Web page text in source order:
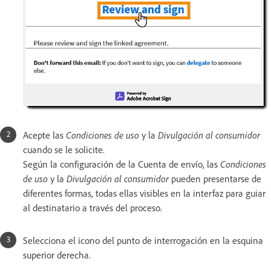
Acepte las Condiciones de uso y la Divulgación al consumidor
cuando se le solicite.
Según la configuración de la Cuenta de envío, las Condiciones
de uso y la Divulgación al consumidorpueden presentarse de
diferentes formas, todas ellas visibles en la interfaz para guiar
al destinatario a través del proceso.
Selecciona el icono del punto de interrogación en la esquina
superior derecha.